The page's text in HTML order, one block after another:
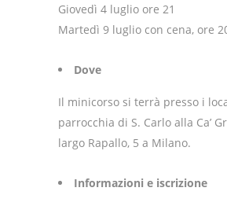
Giovedì 4 luglio ore 21
Martedì 9 luglio con cena, ore
Dove
Il minicorso si terrà presso i
parrocchia di S. Carlo alla Ca’
largo Rapallo, 5 a Milano.
Informazioni e iscrizione